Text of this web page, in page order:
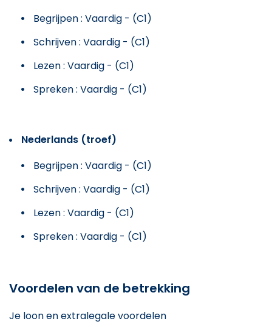
Begrijpen : Vaardig - (C1)
Schrijven : Vaardig - (C1)
Lezen : Vaardig - (C1)
Spreken : Vaardig - (C1)
Nederlands (troef)
Begrijpen : Vaardig - (C1)
Schrijven : Vaardig - (C1)
Lezen : Vaardig - (C1)
Spreken : Vaardig - (C1)
Voordelen van de betrekking
Je loon en extralegale voordelen